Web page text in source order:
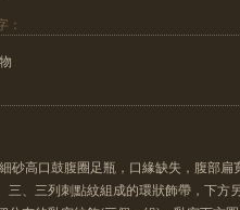
：
砂高口鼓腹圈足瓶，口緣缺失，腹部
三、三列刺點紋組成的環狀飾帶，下方